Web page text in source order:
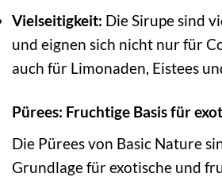
Vielseitigkeit: Die Sirupe sind
und eignen sich nicht nur für
auch für Limonaden, Eistees
Pürees: Fruchtige Basis für
Die Pürees von Basic Nature
Grundlage für exotische und